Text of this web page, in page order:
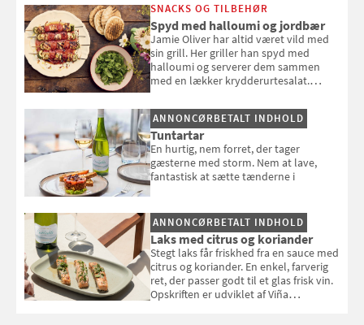
SNACKS OG TILBEHØR
Spyd med halloumi og jordbær
Jamie Oliver har altid været vild med
sin grill. Her griller han spyd med
halloumi og serverer dem sammen
med en lækker krydderurtesalat.
smag" af Jamie Oliver.
ANNONCØRBETALT INDHOLD
Tuntartar
En hurtig, nem forret, der tager
gæsterne med storm. Nem at lave,
fantastisk at sætte tænderne i
ANNONCØRBETALT INDHOLD
Laks med citrus og koriander
Stegt laks får friskhed fra en sauce med
citrus og koriander. En enkel, farverig
ret, der passer godt til et glas frisk vin.
Opskriften er udviklet af Viña